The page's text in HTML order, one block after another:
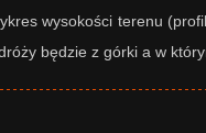
wysokości terenu
będzie z górki a w